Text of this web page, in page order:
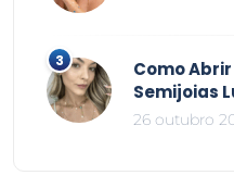
Como
Semijoias
26 outubro